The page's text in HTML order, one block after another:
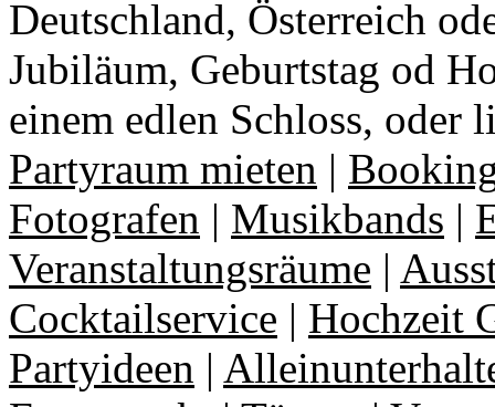
Deutschland, Österreich
Jubiläum, Geburtstag od
einem edlen Schloss, oder
Partyraum mieten |
Fotografen | Musikbands |
Veranstaltungsräume |
Cocktailservice | Hochzeit
Partyideen |